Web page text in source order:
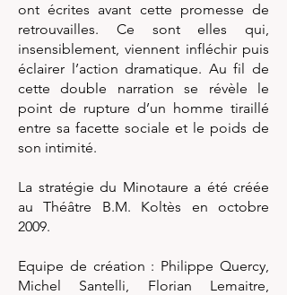
ont écrites avant cette promesse de
retrouvailles. Ce sont elles qui,
insensiblement, viennent infléchir puis
éclairer l’action dramatique. Au fil de
cette double narration se révèle le
point de rupture d’un homme tiraillé
entre sa facette sociale et le poids de
son intimité.
La stratégie du Minotaure a été créée
au Théâtre B.M. Koltès en octobre
2009.
Equipe de création : Philippe Quercy,
Michel Santelli, Florian Lemaitre,